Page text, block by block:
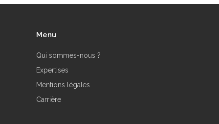
Menu
Qui sommes-nous ?
Expertises
Mentions légales
Carrière